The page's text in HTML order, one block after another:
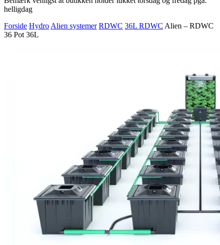
helligdag
Forside Hydro Alien systemer RDWC 36L RDWC Alien – RDWC
36 Pot 36L